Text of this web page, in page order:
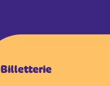
Billetterie